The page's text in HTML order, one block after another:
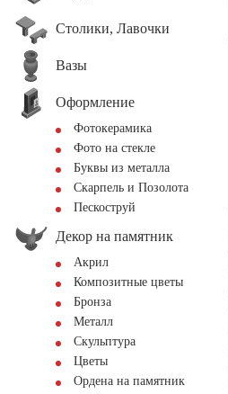
Столики, Лавочки
Вазы
Оформление
Фотокерамика
Фото на стекле
Буквы из металла
Скарпель и Позолота
Пескоструй
Декор на памятник
Акрил
Композитные цветы
Бронза
Металл
Скульптура
Цветы
Ордена на памятник